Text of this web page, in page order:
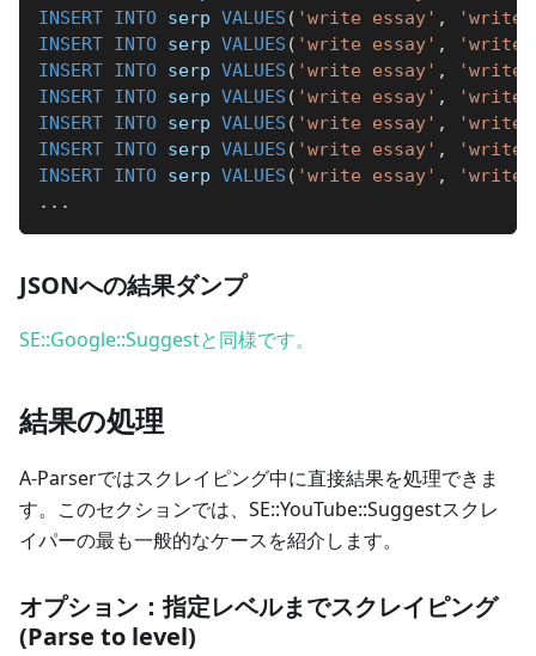
INSERT INTO serp VALUES ( 'write essay' ,
'write
INSERT INTO serp VALUES ( 'write essay' ,
'write
INSERT INTO serp VALUES ( 'write essay' ,
'write
INSERT INTO serp VALUES ( 'write essay' ,
'write
INSERT INTO serp VALUES ( 'write essay' ,
'write
INSERT INTO serp VALUES ( 'write essay' ,
'write
INSERT INTO serp VALUES ( 'write essay' ,
'write
. . .
JSONへの結果ダンプ
SE::Google::Suggestと同様です。
結果の処理
A-Parserではスクレイピング中に直接結果を処理できま
す。このセクションでは、SE::YouTube::Suggestスクレ
イパーの最も一般的なケースを紹介します。
オプション：指定レベルまでスクレイピング
(Parse to level)